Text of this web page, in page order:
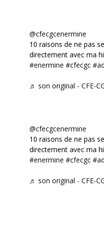
@cfecgcenermine
10 raisons de ne pas
directement avec ma
#enermine #cfecgc
♬ son original - CFE-
@cfecgcenermine
10 raisons de ne pas
directement avec ma
#enermine #cfecgc
♬ son original - CFE-